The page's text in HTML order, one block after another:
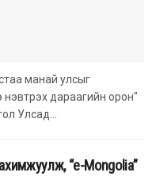
манай улсыг
дараагийн орон"
Улсад...
“e-Mongolia”